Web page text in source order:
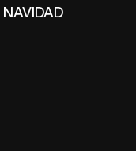
NAVIDAD